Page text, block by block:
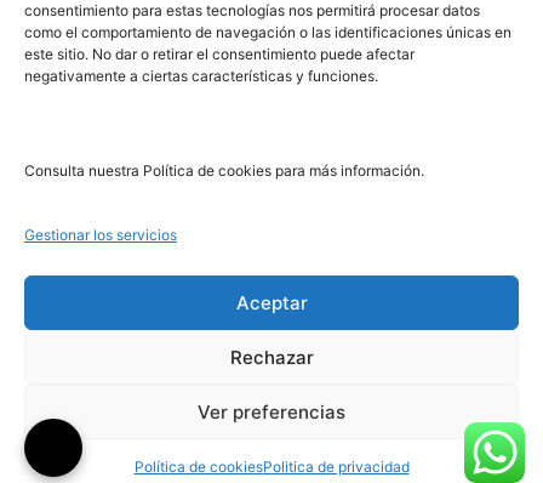
consentimiento para estas tecnologías nos permitirá procesar datos
como el comportamiento de navegación o las identificaciones únicas en
este sitio. No dar o retirar el consentimiento puede afectar
negativamente a ciertas características y funciones.
Consulta nuestra Política de cookies para más información.
Gestionar los servicios
Aceptar
Rechazar
Ver preferencias
Política de cookiesPolitica de privacidad
PRL | Films
PRL | Play
PRL | LAB
Noticias
Legal
Aviso Legal
Política de Cookies
Política de Privacidad